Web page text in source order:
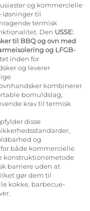
og kommercielle
løsninger til
termisk
Den USSE:
til BBQ og ovn med
og LFGB-
inden for
og leverer
kombinerer
bomuldslag,
krav til termisk
disse
og
både kommercielle
konstruktionsmetode
barriere uden at
gør dem til
kokke, barbecue-